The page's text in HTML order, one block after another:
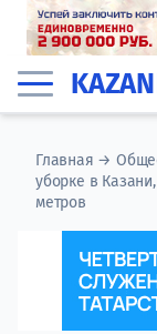
KAZAN
Главная →
уборке в
метров